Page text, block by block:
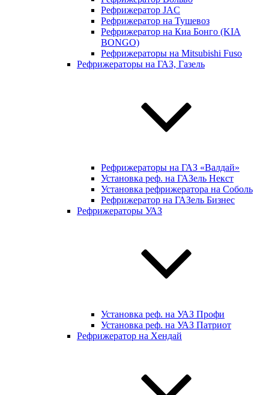
Рефрижератор JAC
Рефрижератор на Тушевоз
Рефрижератор на Киа Бонго (KIA
BONGO)
Рефрижераторы на Mitsubishi Fuso
Рефрижераторы на ГАЗ, Газель
Рефрижераторы на ГАЗ «Валдай»
Установка реф. на ГАЗель Некст
Установка рефрижератора на Соболь
Рефрижератор на ГАЗель Бизнес
Рефрижераторы УАЗ
Установка реф. на УАЗ Профи
Установка реф. на УАЗ Патриот
Рефрижератор на Хендай